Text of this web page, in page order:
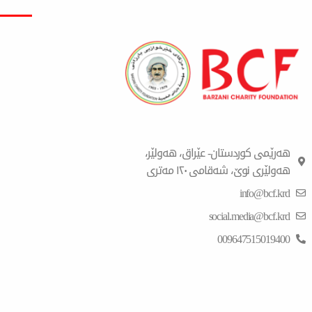
هەرێمی کوردستان- عێراق، هەولێر،
هەولێری نوێ، شەقامی ١٢٠ مەتری
info@bcf.krd
social.media@bcf.krd
009647515019400